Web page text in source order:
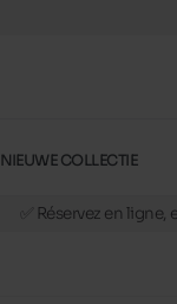
NIEUWE COLLECTIE
✅ Réservez en